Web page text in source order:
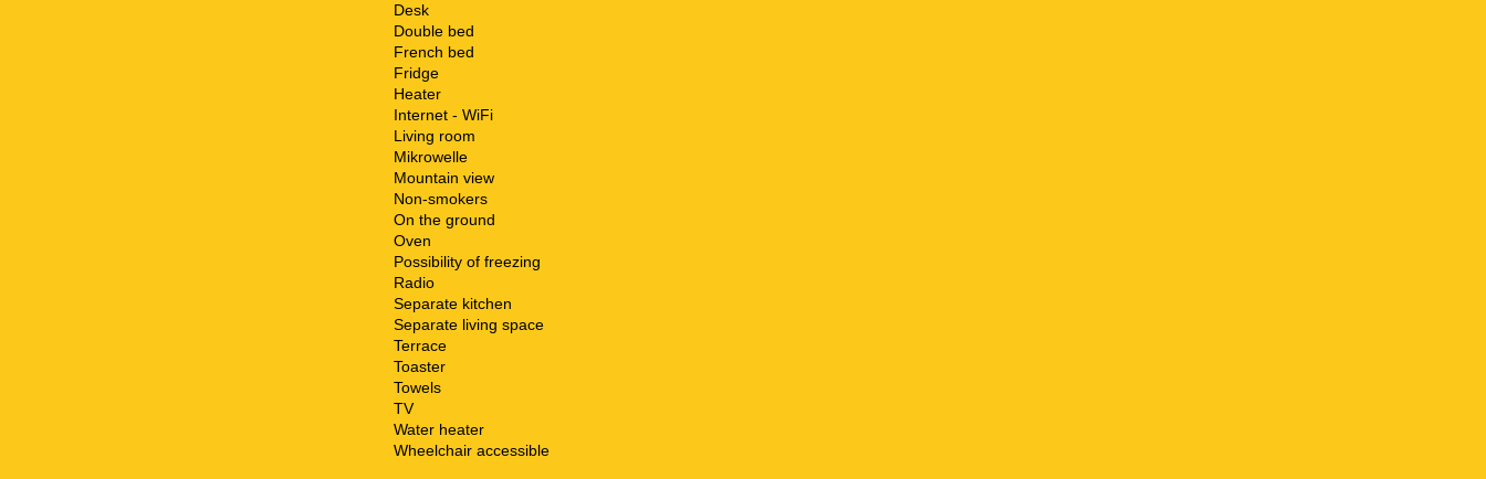
Desk
Double bed
French bed
Fridge
Heater
Internet - WiFi
Living room
Mikrowelle
Mountain view
Non-smokers
On the ground
Oven
Possibility of freezing
Radio
Separate kitchen
Separate living space
Terrace
Toaster
Towels
TV
Water heater
Wheelchair accessible